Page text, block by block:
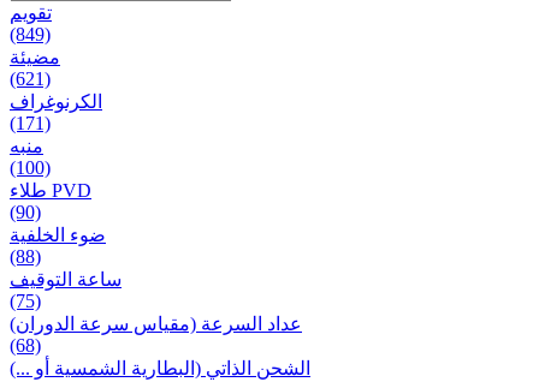
تقويم
(849)
مضيئة
(621)
الكرنوغراف
(171)
منبه
(100)
طلاء PVD
(90)
ضوء الخلفية
(88)
ساعة التوقيف
(75)
عداد السرعة (مقياس سرعة الدوران)
(68)
الشحن الذاتي (البطارية الشمسية أو ...)